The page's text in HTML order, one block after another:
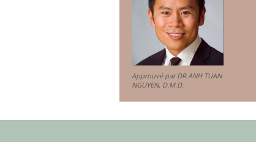
Approuvé par DR ANH TUAN
NGUYEN, D.M.D.